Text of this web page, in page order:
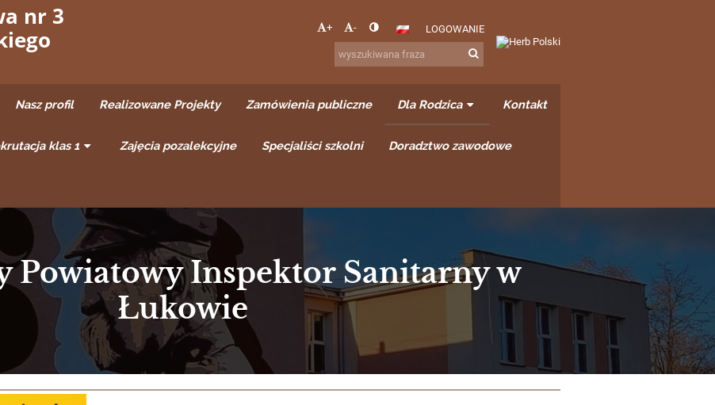
nr 3
+ - LOGOWANIE
Nasz profil Realizowane Projekty Zamówienia publiczne Dla Rodzica Kontakt
klas 1 Zajęcia pozalekcyjne Specjaliści szkolni Doradztwo zawodowe
Powiatowy Inspektor Sanitarny w
Łukowie